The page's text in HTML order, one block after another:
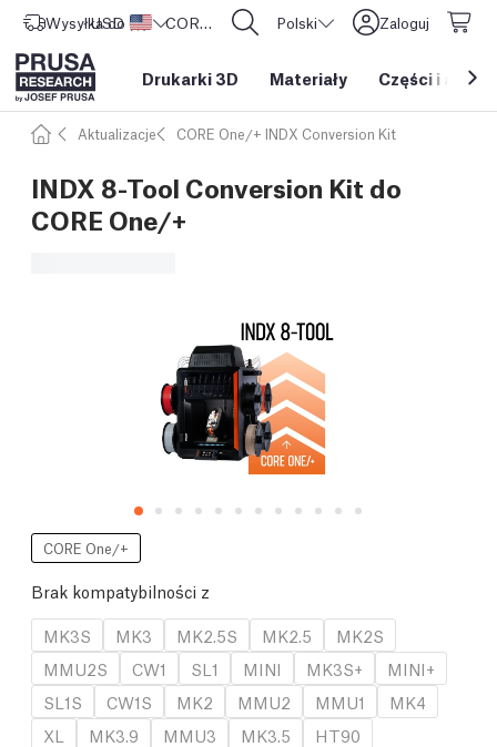
Wysyłka do Stany Zjednoczone
USD ($) CORE One L: Już w sprzedaży! Polski Zaloguj
Drukarki 3D Materiały Części i
Aktualizacje CORE One/+ INDX Conversion Kit
INDX 8-Tool Conversion Kit do
CORE One/+
CORE One/+
Brak kompatybilności z
MK3S
MK3 MK2.5S MK2.5
MK2S
MMU2S
CW1 SL1 MINI MK3S+
MINI+
SL1S
CW1S MK2 MMU2 MMU1
MK4
XL
MK3.9 MMU3 MK3.5
HT90